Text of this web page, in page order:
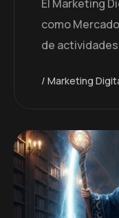
El Marketing
como
de
Marketing